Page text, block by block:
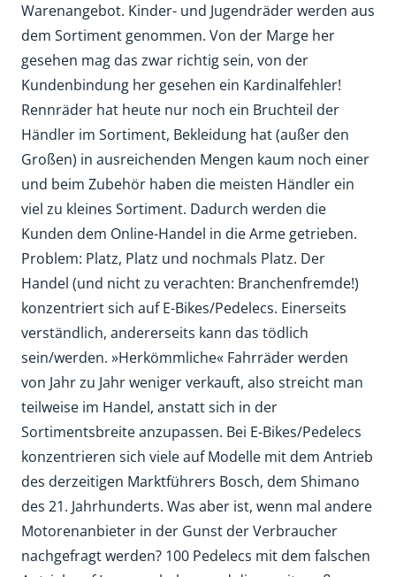
Warenangebot. Kinder- und Jugendräder werden aus
dem Sortiment genommen. Von der Marge her
gesehen mag das zwar richtig sein, von der
Kundenbindung her gesehen ein Kardinalfehler!
Rennräder hat heute nur noch ein Bruchteil der
Händler im Sortiment, Bekleidung hat (außer den
Großen) in ausreichenden Mengen kaum noch einer
und beim Zubehör haben die meisten Händler ein
viel zu kleines Sortiment. Dadurch werden die
Kunden dem Online-Handel in die Arme getrieben.
Problem: Platz, Platz und nochmals Platz. Der
Handel (und nicht zu verachten: Branchenfremde!)
konzentriert sich auf E-Bikes/Pedelecs. Einerseits
verständlich, andererseits kann das tödlich
sein/werden. »Herkömmliche« Fahrräder werden
von Jahr zu Jahr weniger verkauft, also streicht man
teilweise im Handel, anstatt sich in der
Sortimentsbreite anzupassen. Bei E-Bikes/Pedelecs
konzentrieren sich viele auf Modelle mit dem Antrieb
des derzeitigen Marktführers Bosch, dem Shimano
des 21. Jahrhunderts. Was aber ist, wenn mal andere
Motorenanbieter in der Gunst der Verbraucher
nachgefragt werden? 100 Pedelecs mit dem falschen